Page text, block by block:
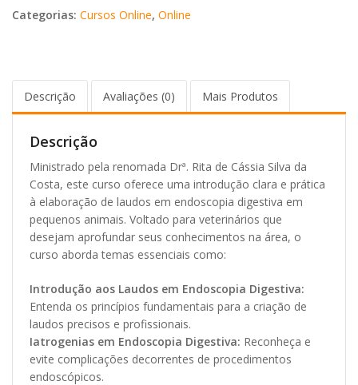
Categorias: Cursos Online, Online
Descrição Avaliações (0) Mais Produtos
Descrição
Ministrado pela renomada Drª. Rita de Cássia Silva da
Costa, este curso oferece uma introdução clara e prática
à elaboração de laudos em endoscopia digestiva em
pequenos animais. Voltado para veterinários que
desejam aprofundar seus conhecimentos na área, o
curso aborda temas essenciais como:
Introdução aos Laudos em Endoscopia Digestiva:
Entenda os princípios fundamentais para a criação de
laudos precisos e profissionais.
Iatrogenias em Endoscopia Digestiva: Reconheça e
evite complicações decorrentes de procedimentos
endoscópicos.